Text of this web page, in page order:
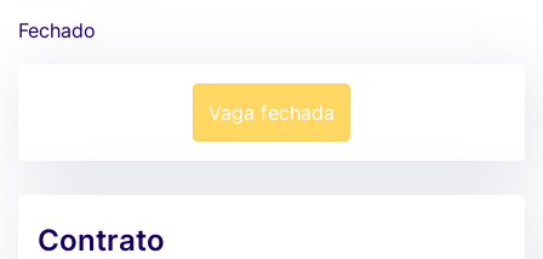
Fechado
Vaga fechada
Contrato